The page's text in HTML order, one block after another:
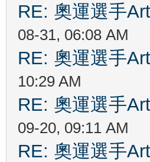
RE: 奧運選手
08-31, 06:08 AM
RE: 奧運選手
10:29 AM
RE: 奧運選手
09-20, 09:11 AM
RE: 奧運選手